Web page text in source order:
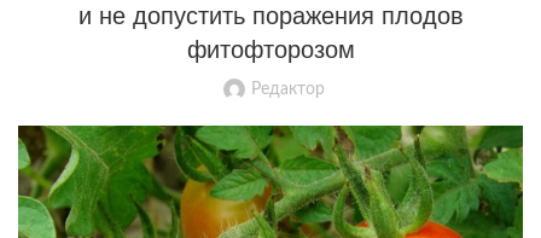
и не допустить поражения плодов
фитофторозом
Редактор